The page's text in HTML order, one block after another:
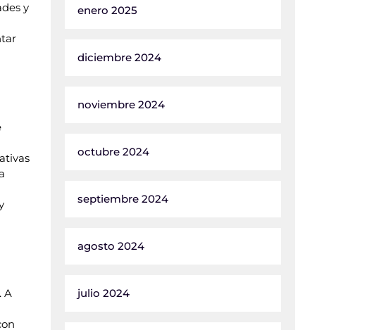
y
A
enero 2025
diciembre 2024
noviembre 2024
octubre 2024
septiembre 2024
agosto 2024
julio 2024